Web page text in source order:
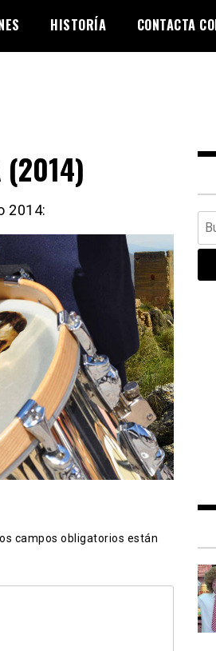
HISTORÍA CONTACTA
(2014)
2014:
campos obligatorios están